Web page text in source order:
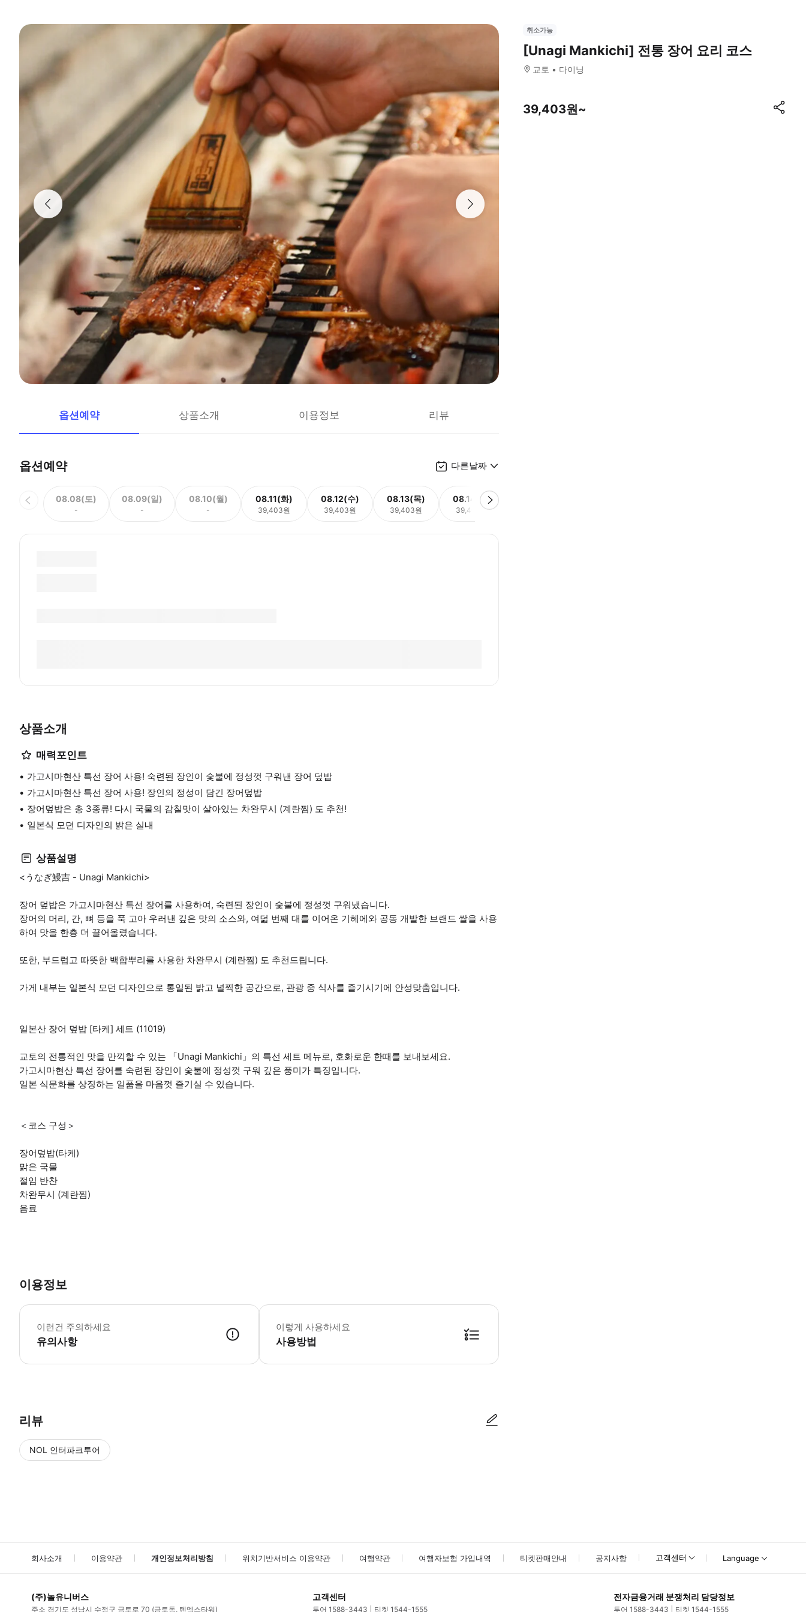
옵션예약 상품소개 이용정보 리뷰
옵션예약 다른날짜
08.08(토)
-
08.09(일)
-
08.10(월)
-
08.11(화)
39,403원
08.12(수)
39,403원
08.13(목)
39,403원
08.14(금)
39,403원
상품소개
매력포인트
가고시마현산 특선 장어 사용! 숙련된 장인이 숯불에 정성껏 구워낸 장어 덮밥
가고시마현산 특선 장어 사용! 장인의 정성이 담긴 장어덮밥
장어덮밥은 총 3종류! 다시 국물의 감칠맛이 살아있는 차완무시 (계란찜) 도 추천!
일본식 모던 디자인의 밝은 실내
상품설명
<うなぎ鰻吉 - Unagi Mankichi>
장어 덮밥은 가고시마현산 특선 장어를 사용하여, 숙련된 장인이 숯불에 정성껏 구워냈습니다.
장어의 머리, 간, 뼈 등을 푹 고아 우러낸 깊은 맛의 소스와, 여덟 번째 대를 이어온 기헤에와 공동 개발한 브랜드 쌀을 사용
하여 맛을 한층 더 끌어올렸습니다.
또한, 부드럽고 따뜻한 백합뿌리를 사용한 차완무시 (계란찜) 도 추천드립니다.
가게 내부는 일본식 모던 디자인으로 통일된 밝고 널찍한 공간으로, 관광 중 식사를 즐기시기에 안성맞춤입니다.
일본산 장어 덮밥 [타케] 세트 (11019)
교토의 전통적인 맛을 만끽할 수 있는 「Unagi Mankichi」의 특선 세트 메뉴로, 호화로운 한때를 보내보세요.
가고시마현산 특선 장어를 숙련된 장인이 숯불에 정성껏 구워 깊은 풍미가 특징입니다.
일본 식문화를 상징하는 일품을 마음껏 즐기실 수 있습니다.
＜코스 구성＞
장어덮밥(타케)
맑은 국물
절임 반찬
차완무시 (계란찜)
음료
이용정보
이런건 주의하세요
유의사항
· 본 코스는 반드시 방문하시는 인원수만큼 예약해주세요. · 본 코스는 최소 2인 이상 예약해주세요. · 메뉴는 구입 상황 등에 따라 변경될 수 있습니다. 미
이렇게 사용하세요
사용방법
리뷰
NOL 인터파크투어
취소가능
[Unagi Mankichi] 전통 장어 요리 코스
교토 다이닝
39,403원~
회사소개 이용약관 개인정보처리방침 위치기반서비스 이용약관 여행약관 여행자보험 가입내역 티켓판매안내 공지사항 고객센터 Language
(주)놀유니버스
주소 경기도 성남시 수정구 금토로 70 (금토동, 텐엑스타워)
고객센터
투어 1588-3443 티켓 1544-1555
전자금융거래 분쟁처리 담당정보
투어 1588-3443 티켓 1544-1555